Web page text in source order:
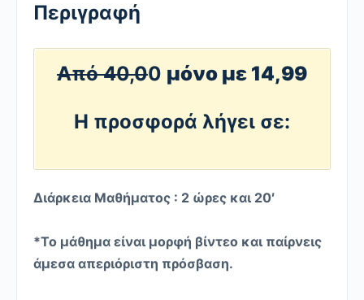
Περιγραφή
Από 40,00 μόνο με 14,99
Η προσφορά λήγει σε:
Διάρκεια Μαθήματος : 2 ώρες και 20′
*Το μάθημα είναι μορφή βίντεο και παίρνεις
άμεσα απεριόριστη πρόσβαση.